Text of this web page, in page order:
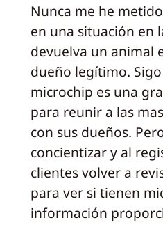
Nunca me he
en una situación en
devuelva un animal
dueño legítimo.
microchip es una
para reunir a las
con sus dueños.
concientizar y al
clientes volver a
para ver si tienen
información